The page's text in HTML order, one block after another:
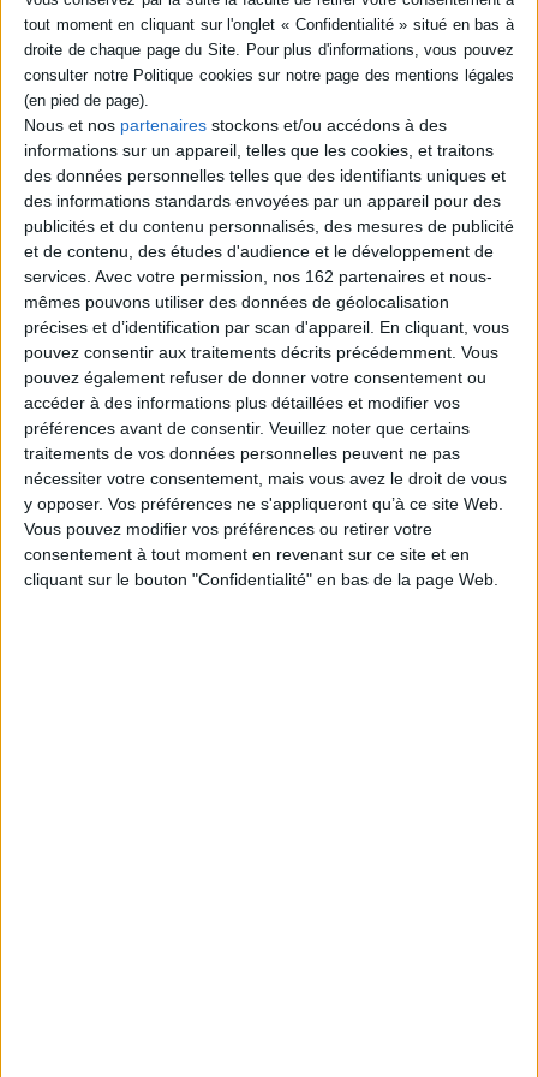
Nous et nos partenaires stockons et/ou accédons à des
informations sur un appareil, telles que les cookies, et traitons
des données personnelles telles que des identifiants uniques et
des informations standards envoyées par un appareil pour des
publicités et du contenu personnalisés, des mesures de publicité
et de contenu, des études d'audience et le développement de
services. Avec votre permission, nos 162 partenaires et nous-
mêmes pouvons utiliser des données de géolocalisation
précises et d’identification par scan d'appareil. En cliquant, vous
pouvez consentir aux traitements décrits précédemment. Vous
pouvez également refuser de donner votre consentement ou
accéder à des informations plus détaillées et modifier vos
préférences avant de consentir. Veuillez noter que certains
traitements de vos données personnelles peuvent ne pas
nécessiter votre consentement, mais vous avez le droit de vous
y opposer. Vos préférences ne s'appliqueront qu’à ce site Web.
Vous pouvez modifier vos préférences ou retirer votre
consentement à tout moment en revenant sur ce site et en
cliquant sur le bouton "Confidentialité" en bas de la page Web.
19,90 €
En stock *
*stock limité
Coffret de jeux du Père Castor : 20 jeux
classiques pour toute la famille : jeu de l'oie,
sept familles, dame de pique...
Auteur (illustrateur) : Pierre Belvès
Éditeur :Père Castor-Flammarion
Vingt jeux de société classiques qui mettent en
scène les personnages emblématiques du
catalogue de la marque Père Castor : jeu de
l'oie, bataille, solitaire, jeu des échelles et des
serpents, jeu des sept familles, etc. ©Electre
2026
23,90 €
Disponible chez l'éditeur
AJOUTER AU PANIER
Découvrez nos Newsletters Mollat !